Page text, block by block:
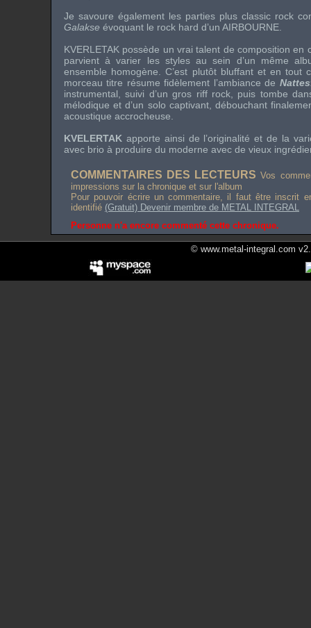
Je savoure également les parties plus classic rock
Galakse évoquant le rock hard d’un AIRBOURNE
KVERLETAK possède un vrai talent de composition en
parvient à varier les styles au sein d’un même
ensemble homogène. C’est plutôt bluffant et en tout
morceau titre résume fidèlement l’ambiance de
instrumental, suivi d’un gros riff rock, puis tombe
mélodique et d’un solo captivant, débouchant
acoustique accrocheuse.
KVELERTAK apporte ainsi de l’originalité et de la
avec brio à produire du moderne avec de vieux
COMMENTAIRES DES LECTEURS Vos
impressions sur la chronique et sur l'album
Pour pouvoir écrire un commentaire, il faut être inscrit
identifié (Gratuit) Devenir membre de METAL INTEGRAL
Personne n'a encore commenté cette chronique.
© www.metal-integral.com